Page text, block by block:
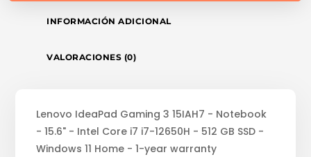
INFORMACIÓN ADICIONAL
VALORACIONES (0)
Lenovo IdeaPad Gaming 3 15IAH7 - Notebook
- 15.6" - Intel Core i7 i7-12650H - 512 GB SSD -
Windows 11 Home - 1-year warranty